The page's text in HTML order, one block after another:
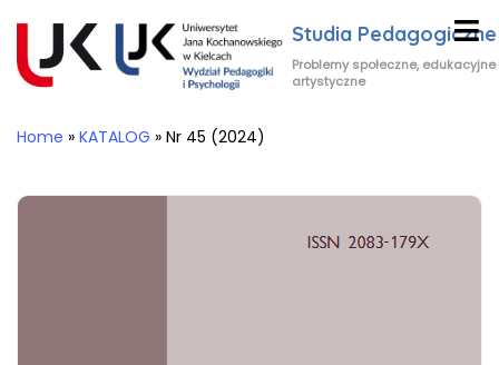
Studia Pedagogiczne
Problemy społeczne, edukacyjne
artystyczne
Home » KATALOG » Nr 45 (2024)